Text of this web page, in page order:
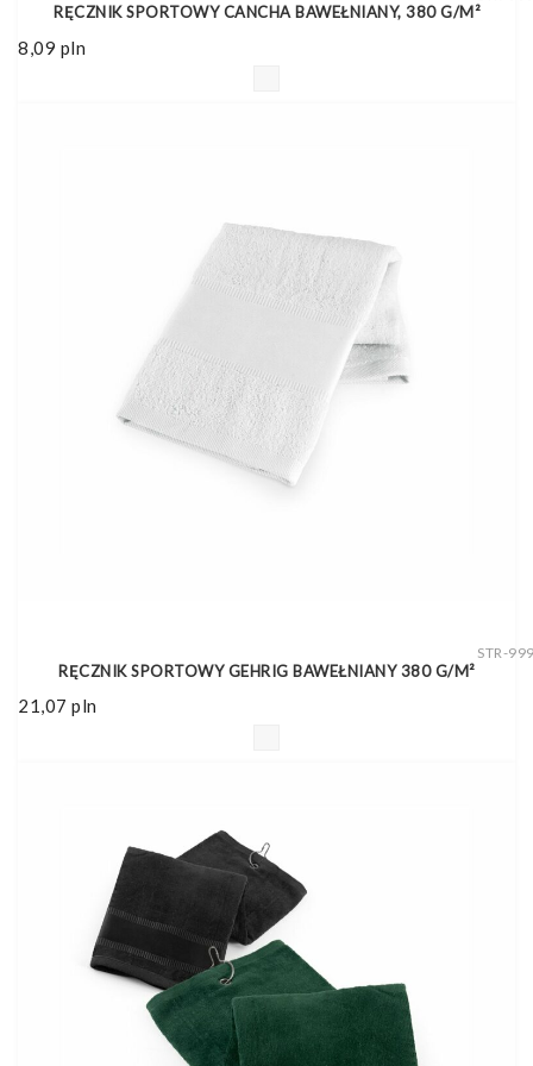
RĘCZNIK SPORTOWY CANCHA BAWEŁNIANY, 380 G/M²
8,09 pln
STR-
RĘCZNIK SPORTOWY GEHRIG BAWEŁNIANY 380 G/M²
21,07 pln